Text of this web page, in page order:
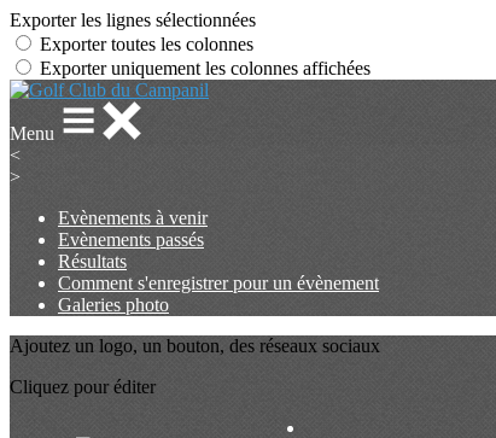
Exporter les lignes sélectionnées
Exporter toutes les colonnes
Exporter uniquement les colonnes affichées
Menu
<
>
Evènements à venir
Evènements passés
Résultats
Comment s'enregistrer pour un évènement
Galeries photo
Ajoutez un logo, un bouton, des réseaux sociaux
Cliquez pour éditer